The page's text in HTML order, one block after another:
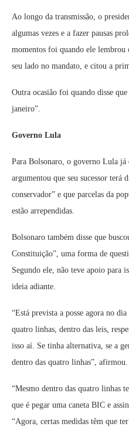
Ao longo da transmissão, o
algumas vezes e a fazer pausas
momentos foi quando ele lembrou
seu lado no mandato, e citou a
Outra ocasião foi quando disse
janeiro”.
Governo Lula
Para Bolsonaro, o governo Lula já
argumentou que seu sucessor terá
conservador” e que parcelas da
estão arrependidas.
Bolsonaro também disse que
Constituição”, uma forma de
Segundo ele, não teve apoio para
ideia adiante.
“Está prevista a posse agora no
quatro linhas, dentro das leis,
isso aí. Se tinha alternativa, se a
dentro das quatro linhas”, afirmou.
“Mesmo dentro das quatro linhas
que é pegar uma caneta BIC e
“Agora, certas medidas têm que